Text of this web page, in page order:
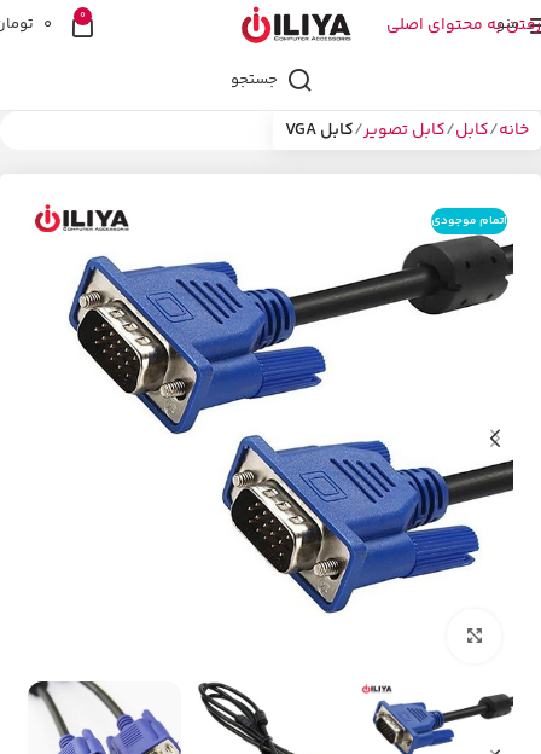
رفتن به محتوای اصلی
منو 0
0
جستجو
خانه کابل کابل تصویر کابل VGA
اتمام موجودی